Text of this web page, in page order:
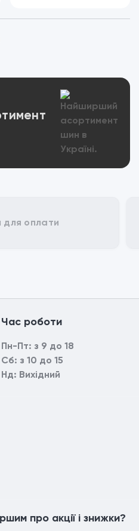
для оплати
Час роботи
Пн-Пт: з 9 до 18
Сб: з 10 до 15
Нд: Вихідний
про акції і знижки?